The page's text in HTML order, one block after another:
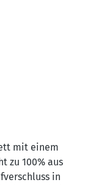
mit einem
zu 100% aus
in